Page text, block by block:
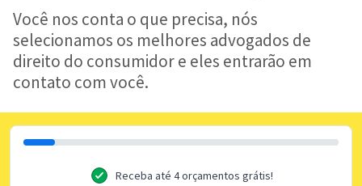
Você nos conta o que precisa, nós
selecionamos os melhores advogados de
direito do consumidor e eles entrarão em
contato com você.
Receba até 4 orçamentos grátis!